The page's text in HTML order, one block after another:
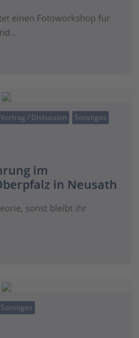
einen Fotoworkshop für
Vortrag / Diskussion
Sonstiges
im
in Neusath
sonst bleibt ihr
Sonstiges